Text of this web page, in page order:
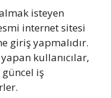
isteyen
internet sitesi
giriş yapmalıdır.
kullanıcılar,
güncel iş